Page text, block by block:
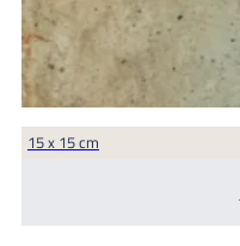
15 x 15 cm